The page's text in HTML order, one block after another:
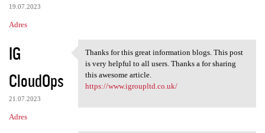
19.07.2023
Adres
IG
CloudOps
21.07.2023
Adres
Thanks for this great
Thanks for this great information blogs. This post
is very helpful to all users. Thanks a for sharing
this awesome article.
https://www.igroupltd.co.uk/